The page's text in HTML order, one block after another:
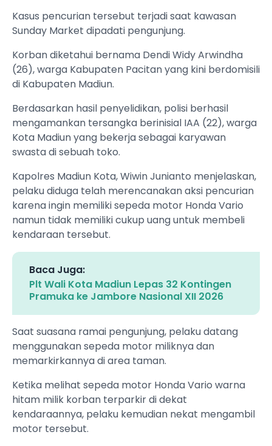
Kasus pencurian tersebut terjadi saat kawasan
Sunday Market dipadati pengunjung.
Korban diketahui bernama Dendi Widy Arwindha
(26), warga Kabupaten Pacitan yang kini berdomisili
di Kabupaten Madiun.
Berdasarkan hasil penyelidikan, polisi berhasil
mengamankan tersangka berinisial IAA (22), warga
Kota Madiun yang bekerja sebagai karyawan
swasta di sebuah toko.
Kapolres Madiun Kota, Wiwin Junianto menjelaskan,
pelaku diduga telah merencanakan aksi pencurian
karena ingin memiliki sepeda motor Honda Vario
namun tidak memiliki cukup uang untuk membeli
kendaraan tersebut.
Baca Juga:
Plt Wali Kota Madiun Lepas 32 Kontingen
Pramuka ke Jambore Nasional XII 2026
Saat suasana ramai pengunjung, pelaku datang
menggunakan sepeda motor miliknya dan
memarkirkannya di area taman.
Ketika melihat sepeda motor Honda Vario warna
hitam milik korban terparkir di dekat
kendaraannya, pelaku kemudian nekat mengambil
motor tersebut.